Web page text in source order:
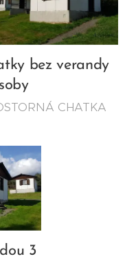
bez verandy
CHATKA
3